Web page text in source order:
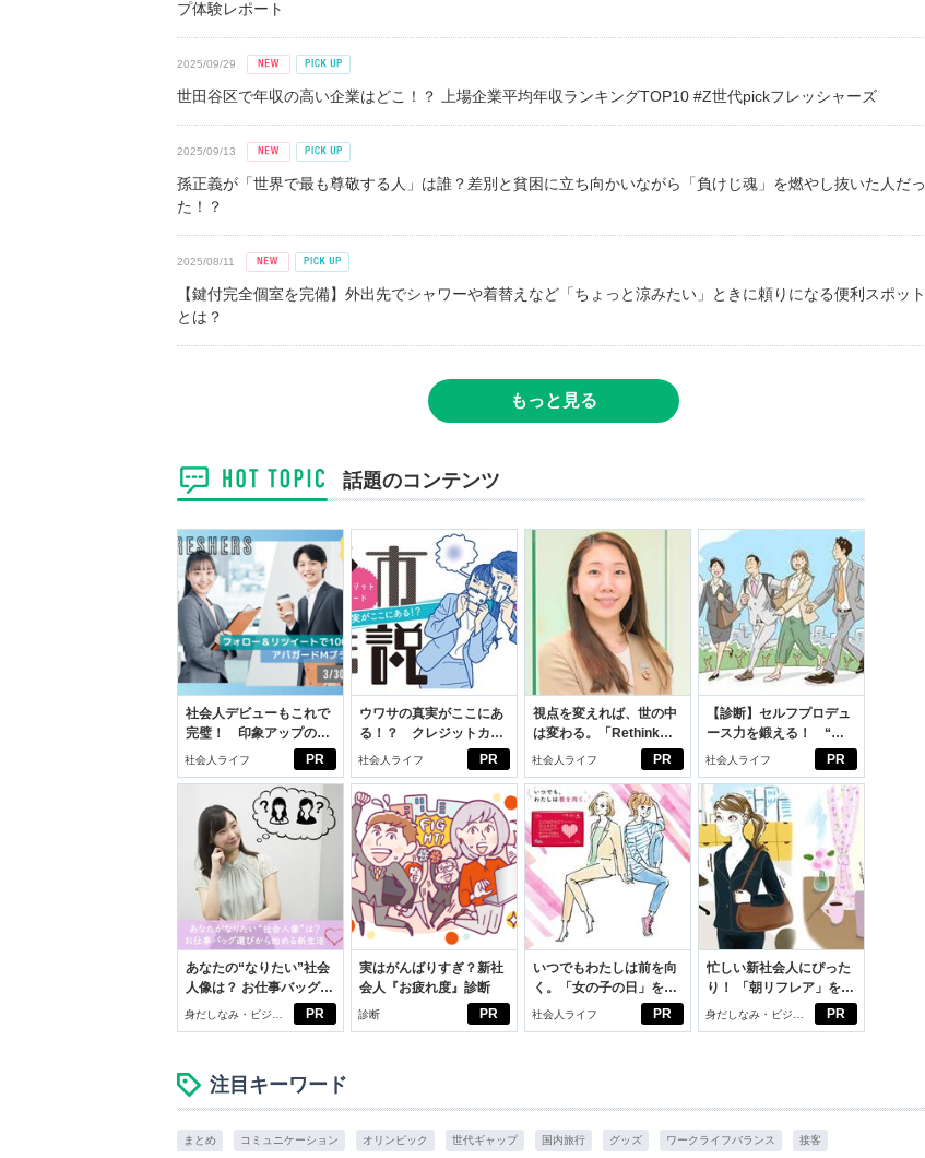
プ体験レポート
2025/09/29
世田谷区で年収の高い企業はどこ！？ 上場企業平均年収ランキングTOP10 #Z世代pickフレッシャーズ
2025/09/13
孫正義が「世界で最も尊敬する人」は誰？差別と貧困に立ち向かいながら「負けじ魂」を燃やし抜いた人だっ
た！？
2025/08/11
【鍵付完全個室を完備】外出先でシャワーや着替えなど「ちょっと涼みたい」ときに頼りになる便利スポット
とは？
もっと見る
話題のコンテンツ
PR
社会人デビューもこれで
完璧！ 印象アップのセ
ルフプロデュース術
社会人ライフ PR
ウワサの真実がここにあ
る！？ クレジットカー
ドの都市伝説
社会人ライフ PR
視点を変えれば、世の中
は変わる。「Rethink
PROJECT」がつたえた
社会人ライフ PR
【診断】セルフプロデュ
ース力を鍛える！ “ジ
ブン観”診断
社会人ライフ
PR
あなたの“なりたい”社会
人像は？ お仕事バッグ選
びから始める新生活
身だしなみ・ビジネ
スアイテム
PR
実はがんばりすぎ？新社
会人『お疲れ度』診断
診断 PR
いつでもわたしは前を向
く。「女の子の日」を前
向きに♪社会人エリ・大
社会人ライフ PR
忙しい新社会人にぴった
り！ 「朝リフレア」をは
じめよう。しっかりニオ
イケアして24時間快適。
身だしなみ・ビジネ
スアイテム
注目キーワード
まとめ コミュニケーション オリンピック 世代ギャップ 国内旅行 グッズ ワークライフバランス 接客